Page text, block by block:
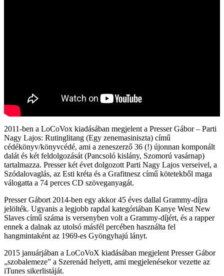
2011‑ben a LoCoVox kiadásában megjelent a Presser Gábor – Parti
Nagy Lajos: Rutinglitang (Egy zenemasiniszta) című
cédékönyv/könyvcédé, ami a zeneszerző 36 (!) újonnan komponált
dalát és két feldolgozását (Pancsoló kislány, Szomorú vasárnap)
tartalmazza. Presser két évet dolgozott Parti Nagy Lajos verseivel, a
Szódalovaglás, az Esti kréta és a Grafitnesz című kötetekből maga
válogatta a 74 perces CD szöveganyagát.
Presser Gábort 2014‑ben egy akkor 45 éves dallal Grammy-díjra
jelölték. Ugyanis a legjobb rapdal kategóriában Kanye West New
Slaves című száma is versenyben volt a Grammy-díjért, és a rapper
ennek a dalnak az utolsó másfél percében használta fel
hangmintaként az 1969‑es Gyöngyhajú lányt.
2015 januárjában a LoCoVoX kiadásában megjelent Presser Gábor
„szobalemeze” a Szerenád helyett, ami megjelenésekor vezette az
iTunes sikerlistáját.